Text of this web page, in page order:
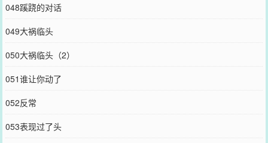
048蹊跷的对话
049大祸临头
050大祸临头（2）
051谁让你动了
052反常
053表现过了头